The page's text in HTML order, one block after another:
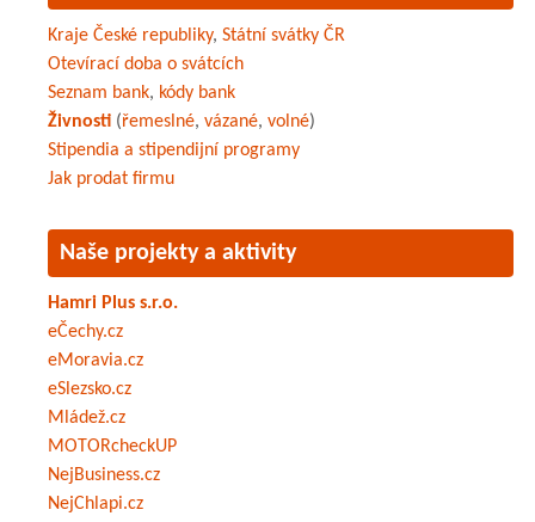
Kraje České republiky, Státní svátky ČR
Otevírací doba o svátcích
Seznam bank, kódy bank
Živnosti (řemeslné, vázané, volné)
Stipendia a stipendijní programy
Jak prodat firmu
Naše projekty a aktivity
Hamri Plus s.r.o.
eČechy.cz
eMoravia.cz
eSlezsko.cz
Mládež.cz
MOTORcheckUP
NejBusiness.cz
NejChlapi.cz